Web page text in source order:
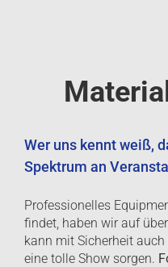
Wer uns kennt weiß,
Spektrum an
Professionelles
findet, haben wir auf
kann mit Sicherheit
eine tolle Show sorgen.